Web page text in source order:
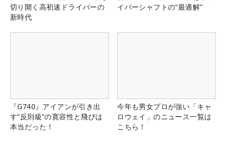
切り開く高初速ドライバーの
新時代
イバーシャフトの“最適解”
『G740』アイアンが引き出
す“反則級”の寛容性と飛びは
本当だった！
今年も男女プロが強い「キャ
ロウェイ」のニュース一覧は
こちら！